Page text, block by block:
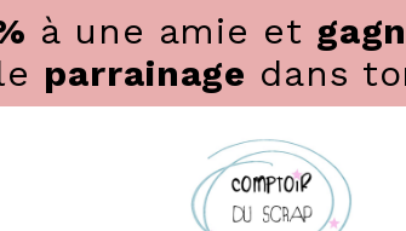
à une amie et
parrainage dans